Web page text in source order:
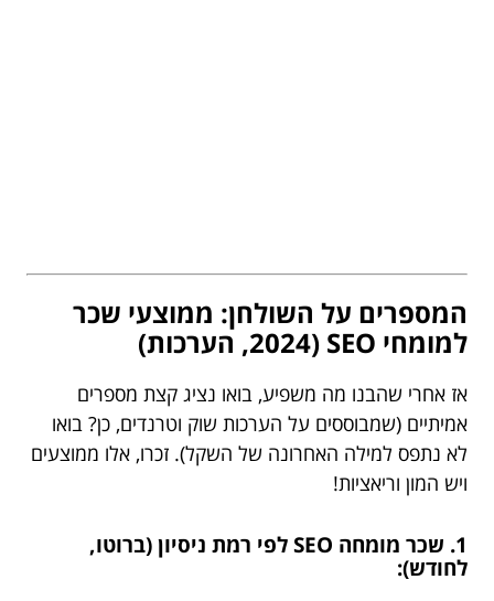
המספרים על השולחן: ממוצעי שכר
למומחי SEO (2024, הערכות)
אז אחרי שהבנו מה משפיע, בואו נציג קצת מספרים
אמיתיים (שמבוססים על הערכות שוק וטרנדים, כן? בואו
לא נתפס למילה האחרונה של השקל). זכרו, אלו ממוצעים
ויש המון וריאציות!
1. שכר מומחה SEO לפי רמת ניסיון (ברוטו,
לחודש):